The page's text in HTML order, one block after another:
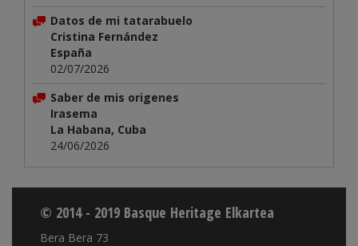
Datos de mi tatarabuelo
Cristina Fernández
España
02/07/2026
Saber de mis origenes
Irasema
La Habana, Cuba
24/06/2026
© 2014 - 2019 Basque Heritage Elkartea
Bera Bera 73